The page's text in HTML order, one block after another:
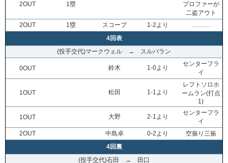
2OUT 1塁
プロファーが
二盗アウト
2OUT
1塁 スコープ 1-2より
………
4回表
(投手交代)マークウェル → スルバラン
0OUT 鈴木 1-0より
センターフラ
イ
1OUT 松田 1-1より
レフトソロホ
ームラン(打点
1)
1OUT 大野 2-1より
センターフラ
イ
2OUT
中島卓 0-2より
空振り三振
4回裏
(投手交代)石田 → 田口